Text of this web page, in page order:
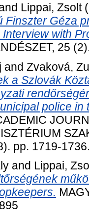
Lippai, Zsolt
Finszter Géza
Interview with
25
and Zvaková,
a Szlovák
police in
pp. 1719-
and Lippai,